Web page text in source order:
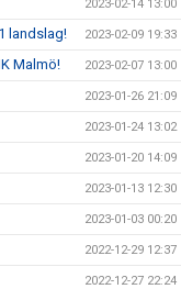
2023-02-14 13:00
landslag! 2023-02-09 19:33
Malmö! 2023-02-07 13:00
2023-01-26 21:09
2023-01-24 13:02
2023-01-20 14:09
2023-01-13 12:30
2023-01-03 00:20
2022-12-29 12:37
2022-12-27 22:24